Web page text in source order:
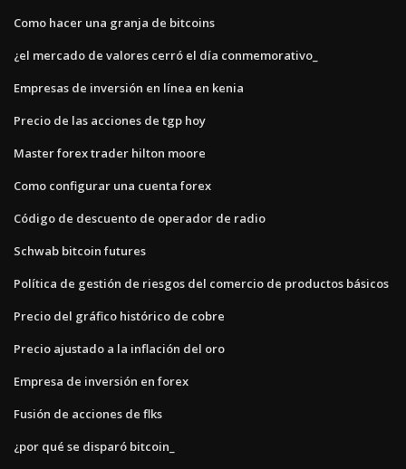
Como hacer una granja de bitcoins
¿el mercado de valores cerró el día conmemorativo_
Empresas de inversión en línea en kenia
Precio de las acciones de tgp hoy
Master forex trader hilton moore
Como configurar una cuenta forex
Código de descuento de operador de radio
Schwab bitcoin futures
Política de gestión de riesgos del comercio de productos básicos
Precio del gráfico histórico de cobre
Precio ajustado a la inflación del oro
Empresa de inversión en forex
Fusión de acciones de flks
¿por qué se disparó bitcoin_